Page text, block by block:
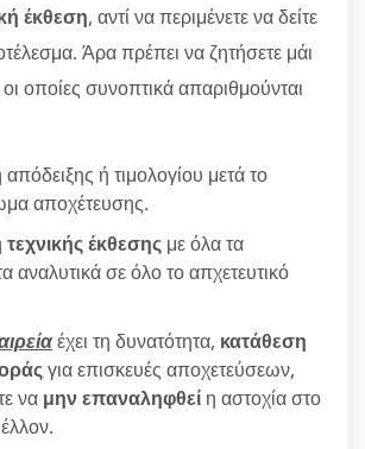
έκθεση, αντί να περιμένετε να δείτε
Άρα πρέπει να ζητήσετε μάι
οι οποίες συνοπτικά απαριθμούνται
ή τιμολογίου μετά το
αποχέτευσης.
τεχνικής έκθεσης με όλα τα
αναλυτικά σε όλο το απχετευτικό
έχει τη δυνατότητα, κατάθεση
για επισκευές αποχετεύσεων,
να μην επαναληφθεί η αστοχία στο